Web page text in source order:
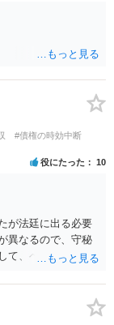
しければ、個別に
#債権の時効中断
役にたった 10
が法廷に出る必要
異なるので、守秘
て、ベストな方法